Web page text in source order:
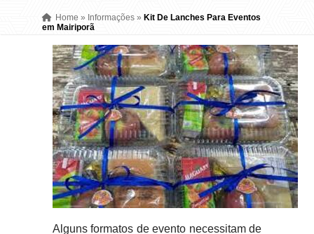
Home » Informações » Kit De Lanches Para Eventos
em Mairiporã
Alguns formatos de evento necessitam de